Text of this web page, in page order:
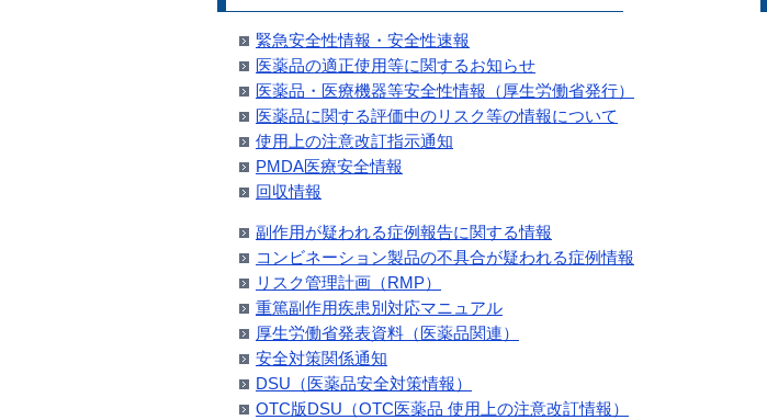
緊急安全性情報・安全性速報
医薬品の適正使用等に関するお知らせ
医薬品・医療機器等安全性情報（厚生労働省発行）
医薬品に関する評価中のリスク等の情報について
使用上の注意改訂指示通知
PMDA医療安全情報
回収情報
副作用が疑われる症例報告に関する情報
コンビネーション製品の不具合が疑われる症例情報
リスク管理計画（RMP）
重篤副作用疾患別対応マニュアル
厚生労働省発表資料（医薬品関連）
安全対策関係通知
DSU（医薬品安全対策情報）
OTC版DSU（OTC医薬品 使用上の注意改訂情報）